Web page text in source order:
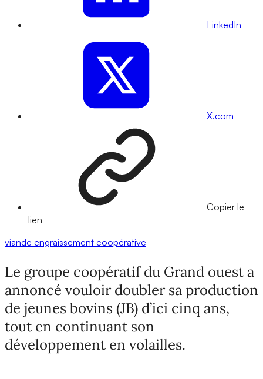
LinkedIn
X.com
Copier le
lien
viande engraissement coopérative
Le groupe coopératif du Grand ouest a
annoncé vouloir doubler sa production
de jeunes bovins (JB) d’ici cinq ans,
tout en continuant son
développement en volailles.